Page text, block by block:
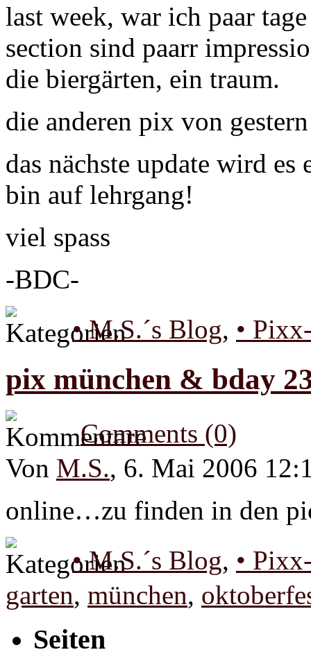
last week, war ich paar
section sind paarr
die biergärten, ein traum.
die anderen pix von
das nächste update wird es
bin auf lehrgang!
viel spass
-BDC-
• M.S.´s Blog, •
pix münchen & bday
Comments (0)
Von M.S., 6. Mai 2006
online…zu finden in den
• M.S.´s Blog, •
garten, münchen,
Seiten